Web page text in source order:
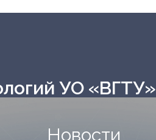
УО «ВГТУ»
Новости